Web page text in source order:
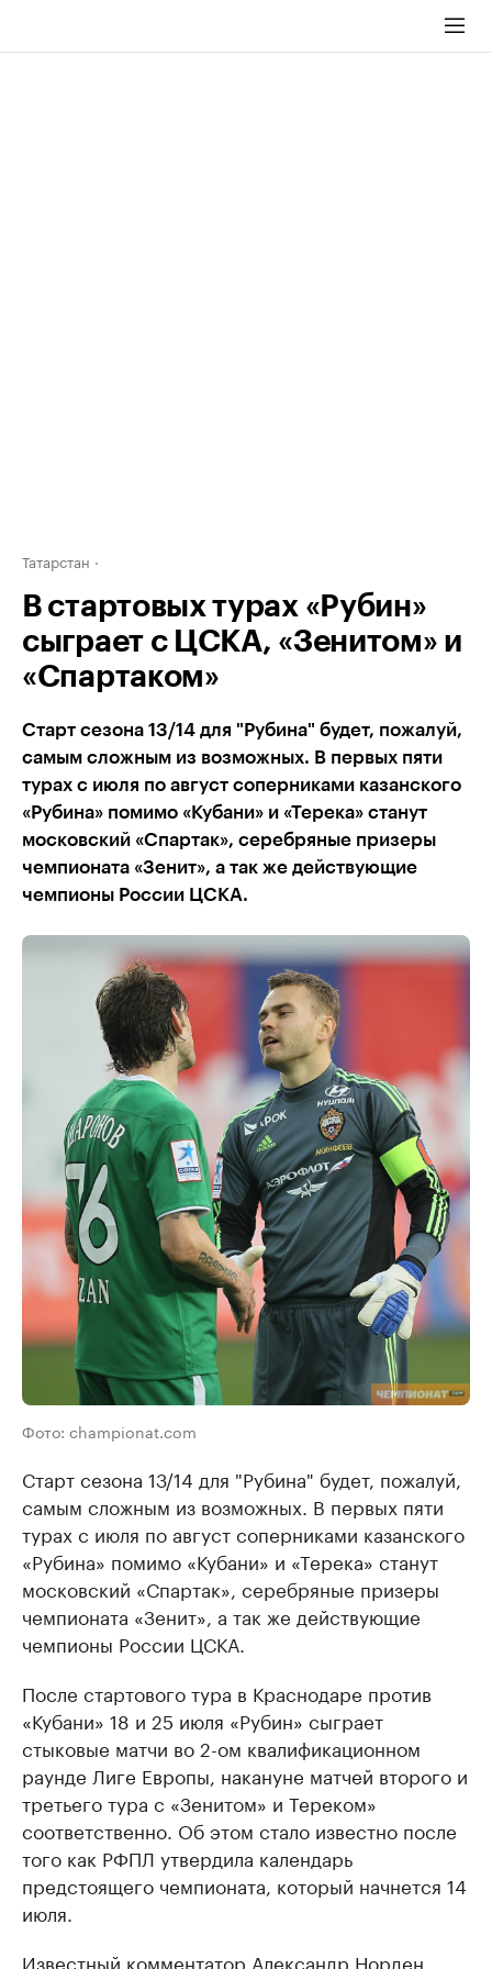
Татарстан
В стартовых турах «Рубин»
сыграет с ЦСКА, «Зенитом» и
«Спартаком»
Старт сезона 13/14 для "Рубина" будет, пожалуй,
самым сложным из возможных. В первых пяти
турах с июля по август соперниками казанского
«Рубина» помимо «Кубани» и «Терека» станут
московский «Спартак», серебряные призеры
чемпионата «Зенит», а так же действующие
чемпионы России ЦСКА.
Фото: championat.com
Старт сезона 13/14 для "Рубина" будет, пожалуй,
самым сложным из возможных. В первых пяти
турах с июля по август соперниками казанского
«Рубина» помимо «Кубани» и «Терека» станут
московский «Спартак», серебряные призеры
чемпионата «Зенит», а так же действующие
чемпионы России ЦСКА.
После стартового тура в Краснодаре против
«Кубани» 18 и 25 июля «Рубин» сыграет
стыковые матчи во 2-ом квалификационном
раунде Лиге Европы, накануне матчей второго и
третьего тура с «Зенитом» и Тереком»
соответственно. Об этом стало известно после
того как РФПЛ утвердила календарь
предстоящего чемпионата, который начнется 14
июля.
Известный комментатор Александр Норден